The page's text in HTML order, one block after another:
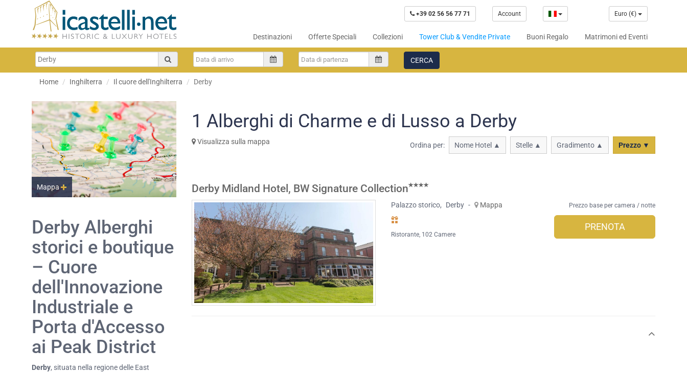
+39 02 56 56 77 71 Account Euro (€)
Destinazioni Offerte Speciali Collezioni Tower Club & Vendite Private Buoni Regalo Matrimoni ed Eventi
CERCA
Home Inghilterra Il cuore dell'Inghilterra Derby
Mappa
Derby Alberghi
storici e boutique
– Cuore
dell'Innovazione
Industriale e
Porta d'Accesso
ai Peak District
Derby, situata nella regione delle East
1 Alberghi di Charme e di Lusso a Derby
Visualizza sulla mappa Ordina per: Nome Hotel ▲ Stelle ▲ Gradimento ▲ Prezzo ▼
Derby Midland Hotel, BW Signature Collection
Palazzo storico, Derby - Mappa
Ristorante, 102 Camere
Prezzo base per camera / notte
PRENOTA